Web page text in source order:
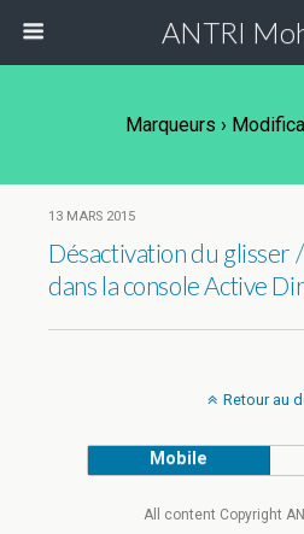
ANTRI
Marqueurs ›
13 MARS 2015
Désactivation du glisser
dans la console Active
Retour au
Mobile
All content Copyright